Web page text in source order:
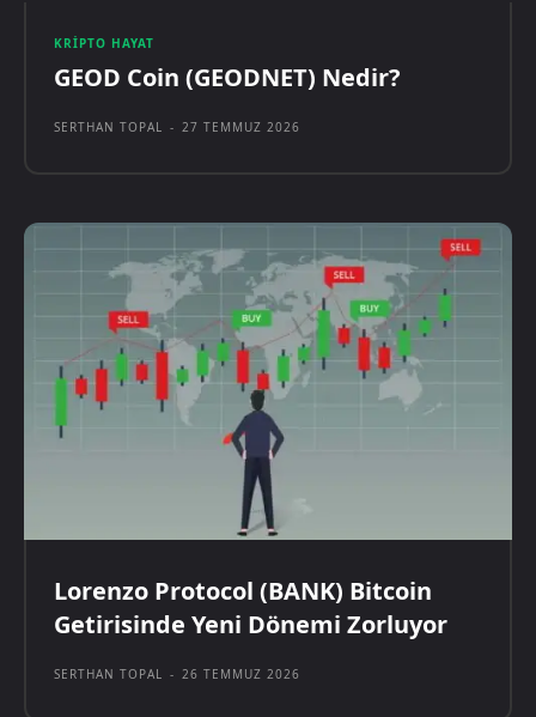
KRIPTO HAYAT
GEOD Coin (GEODNET) Nedir?
SERTHAN TOPAL - 27 TEMMUZ 2026
Lorenzo Protocol (BANK) Bitcoin
Getirisinde Yeni Dönemi Zorluyor
SERTHAN TOPAL - 26 TEMMUZ 2026